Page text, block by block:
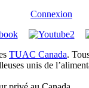
Connexion
TUAC Canada.
unis de